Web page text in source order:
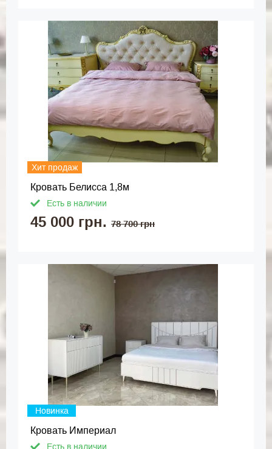
Хит продаж
Кровать Белисса 1,8м
Есть в наличии
45 000 грн. 78 700 грн
Новинка
Кровать Империал
Есть в наличии